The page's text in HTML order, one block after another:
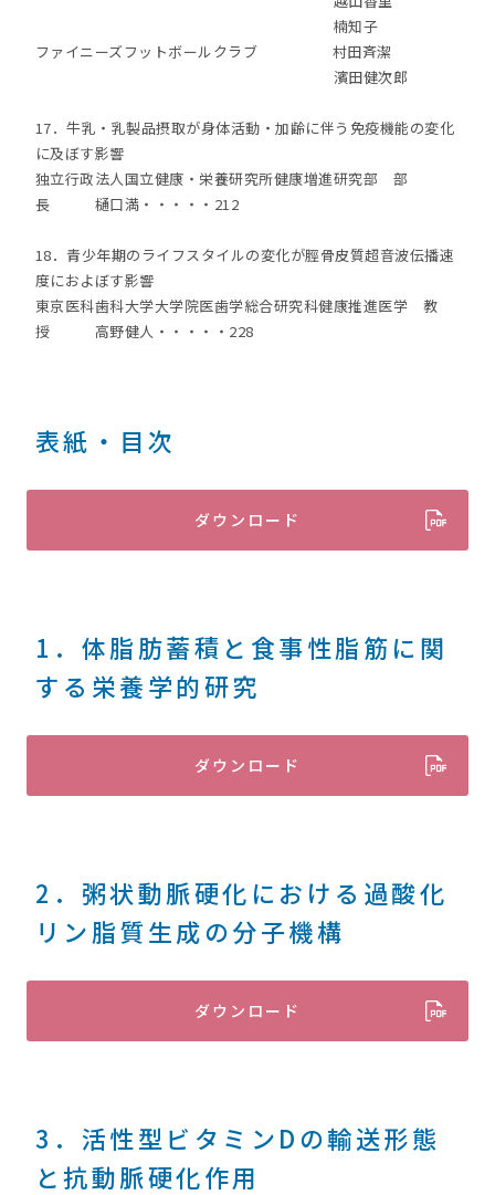
楠知子
ファイニーズフットボールクラブ 村田斉潔
濱田健次郎
17．牛乳・乳製品摂取が身体活動・加齢に伴う免疫機能の変化
に及ぼす影響
独立行政法人国立健康・栄養研究所健康増進研究部 部
長 樋口満・・・・・212
18．青少年期のライフスタイルの変化が脛骨皮質超音波伝播速
度におよぼす影響
東京医科歯科大学大学院医歯学総合研究科健康推進医学 教
授 高野健人・・・・・228
表紙・目次
ダウンロード
1．体脂肪蓄積と食事性脂筋に関
する栄養学的研究
ダウンロード
2．粥状動脈硬化における過酸化
リン脂質生成の分子機構
ダウンロード
3．活性型ビタミンDの輸送形態
と抗動脈硬化作用